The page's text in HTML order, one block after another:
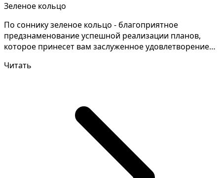
Зеленое кольцо
По соннику зеленое кольцо - благоприятное
предзнаменование успешной реализации планов,
которое принесет вам заслуженное удовлетворение.
Читать